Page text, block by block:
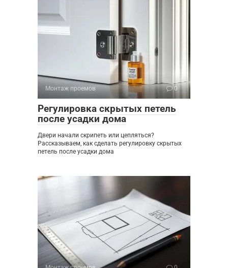
Монтаж проемов 0
Регулировка скрытых петель
после усадки дома
Двери начали скрипеть или цепляться?
Рассказываем, как сделать регулировку скрытых
петель после усадки дома